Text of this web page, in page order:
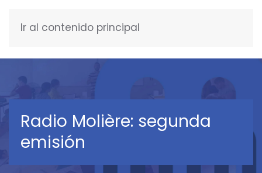
Ir al contenido principal
Radio Molière: segunda
emisión